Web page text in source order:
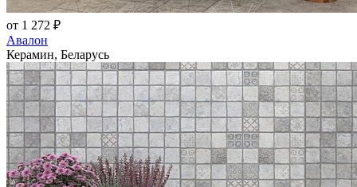
от 1 272 ₽
Авалон
Керамин, Беларусь